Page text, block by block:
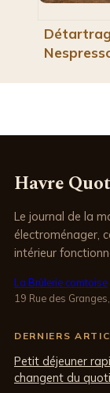
Havre
Le journal de la
électroménager,
intérieur
La Brûlerie comtoise
19 Rue des
DERNIERS
Petit déjeuner
changent du